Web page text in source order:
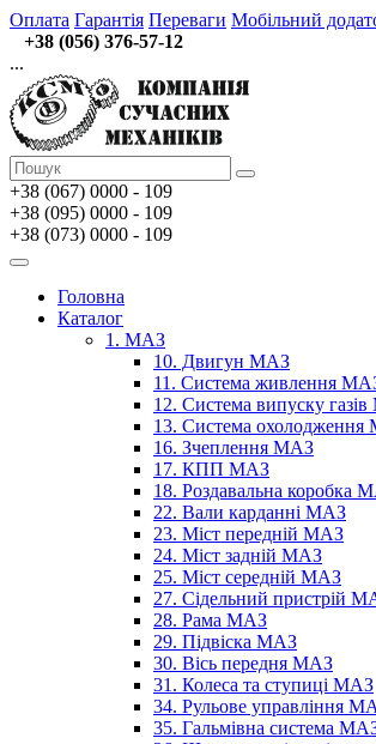
Оплата Гарантія Переваги Мобільний
+38 (056) 376-57-12
...
+38 (067) 0000 - 109
+38 (095) 0000 - 109
+38 (073) 0000 - 109
Головна
Каталог
1. МАЗ
10. Двигун МАЗ
11. Система живлення
12. Система випуску
13. Система
16. Зчеплення МАЗ
17. КПП МАЗ
18. Роздавальна коробка
22. Вали карданні МАЗ
23. Міст передній МАЗ
24. Міст задній МАЗ
25. Міст середній МАЗ
27. Сідельний пристрій
28. Рама МАЗ
29. Підвіска МАЗ
30. Вісь передня МАЗ
31. Колеса та ступиці МАЗ
34. Рульове управління
35. Гальмівна система